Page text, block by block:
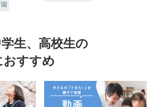
生、高校生の
おすすめ